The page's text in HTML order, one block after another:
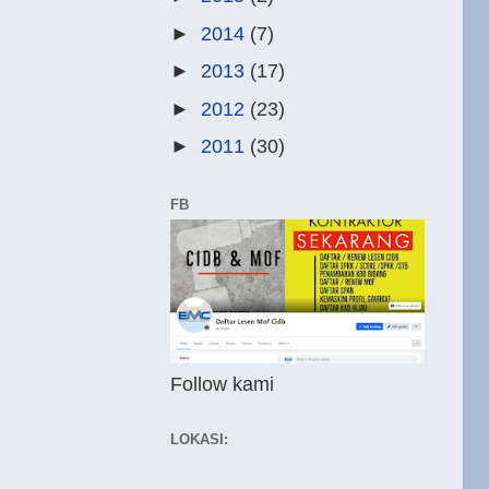
► 2014 (7)
► 2013 (17)
► 2012 (23)
► 2011 (30)
FB
Follow kami
LOKASI: